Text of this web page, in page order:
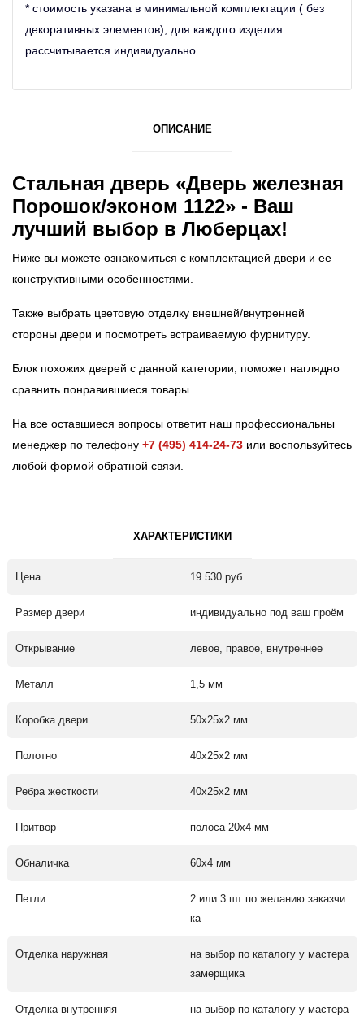
* стоимость указана в минимальной комплектации ( без
декоративных элементов), для каждого изделия
рассчитывается индивидуально
ОПИСАНИЕ
Стальная дверь «Дверь железная
Порошок/эконом 1122» - Ваш
лучший выбор в Люберцах!
Ниже вы можете ознакомиться с комплектацией двери и ее
конструктивными особенностями.
Также выбрать цветовую отделку внешней/внутренней
стороны двери и посмотреть встраиваемую фурнитуру.
Блок похожих дверей с данной категории, поможет наглядно
сравнить понравившиеся товары.
На все оставшиеся вопросы ответит наш профессиональны
менеджер по телефону +7 (495) 414-24-73 или воспользуйтесь
любой формой обратной связи.
ХАРАКТЕРИСТИКИ
Цена 19 530 руб.
Размер двери индивидуально под ваш проём
Открывание левое, правое, внутреннее
Металл 1,5 мм
Коробка двери 50х25х2 мм
Полотно 40х25х2 мм
Ребра жесткости 40х25х2 мм
Притвор полоса 20х4 мм
Обналичка 60х4 мм
Петли
2 или 3 шт по желанию заказчи
ка
Отделка наружная
на выбор по каталогу у мастера
замерщика
Отделка внутренняя на выбор по каталогу у мастера